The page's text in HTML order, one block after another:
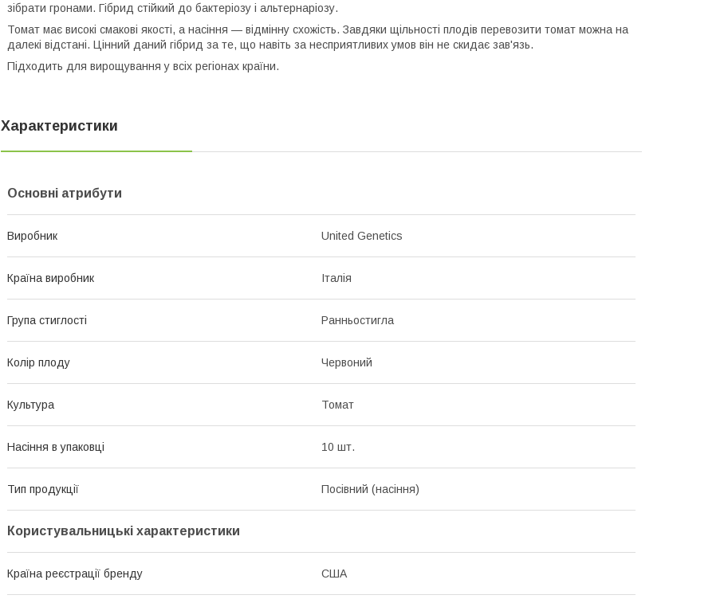
зібрати гронами. Гібрид стійкий до бактеріозу і альтернаріозу.
Томат має високі смакові якості, а насіння — відмінну схожість. Завдяки щільності плодів перевозити томат можна на
далекі відстані. Цінний даний гібрид за те, що навіть за несприятливих умов він не скидає зав'язь.
Підходить для вирощування у всіх регіонах країни.
Характеристики
Основні атрибути
Виробник United Genetics
Країна виробник Італія
Група стиглості Ранньостигла
Колір плоду Червоний
Культура Томат
Насіння в упаковці 10 шт.
Тип продукції Посівний (насіння)
Користувальницькі характеристики
Країна реєстрації бренду США